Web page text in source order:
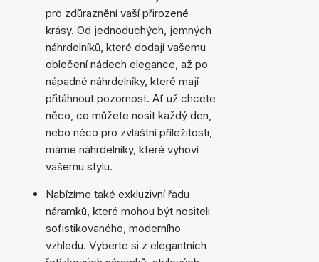
pro zdůraznění vaší přirozené
krásy. Od jednoduchých, jemných
náhrdelníků, které dodají vašemu
oblečení nádech elegance, až po
nápadné náhrdelníky, které mají
přitáhnout pozornost. Ať už chcete
něco, co můžete nosit každý den,
nebo něco pro zvláštní příležitosti,
máme náhrdelníky, které vyhoví
vašemu stylu.
Nabízíme také exkluzivní řadu
náramků, které mohou být nositeli
sofistikovaného, moderního
vzhledu. Vyberte si z elegantních